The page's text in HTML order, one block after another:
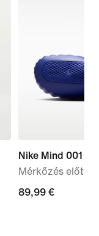
Nike Mind 001
Mérkőzés előtti
89,99
89,99 €